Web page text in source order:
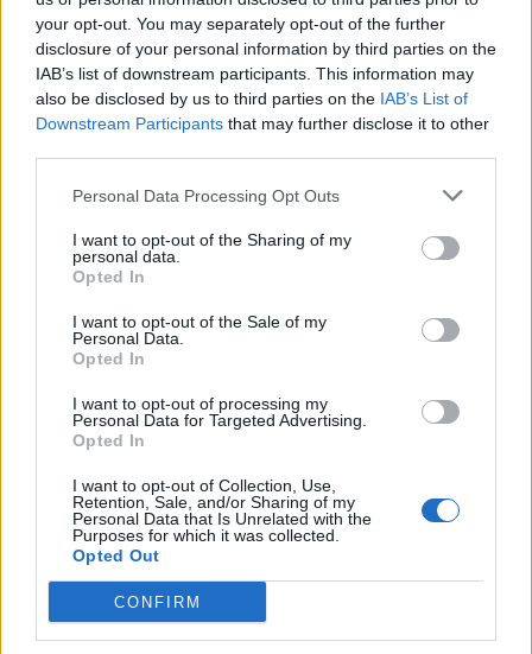
your opt-out. You may separately opt-out of the further
disclosure of your personal information by third parties on the
IAB’s list of downstream participants. This information may
also be disclosed by us to third parties on the IAB’s List of
Downstream Participants that may further disclose it to other
Personal Data Processing Opt Outs
I want to opt-out of the Sharing of my
personal data.
Opted In
I want to opt-out of the Sale of my
Personal Data.
Opted In
I want to opt-out of processing my
Personal Data for Targeted Advertising.
Opted In
I want to opt-out of Collection, Use,
Retention, Sale, and/or Sharing of my
Personal Data that Is Unrelated with the
Purposes for which it was collected.
Opted Out
CONFIRM
Περισσότερα